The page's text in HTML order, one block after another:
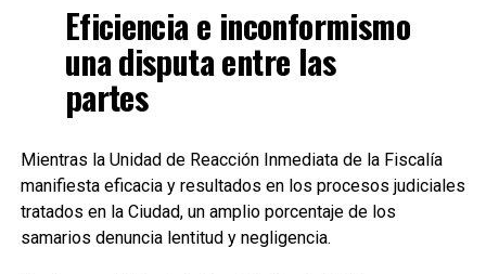
Eficiencia e inconformismo
una disputa entre las
partes
Mientras la Unidad de Reacción Inmediata de la Fiscalía
manifiesta eficacia y resultados en los procesos judiciales
tratados en la Ciudad, un amplio porcentaje de los
samarios denuncia lentitud y negligencia.